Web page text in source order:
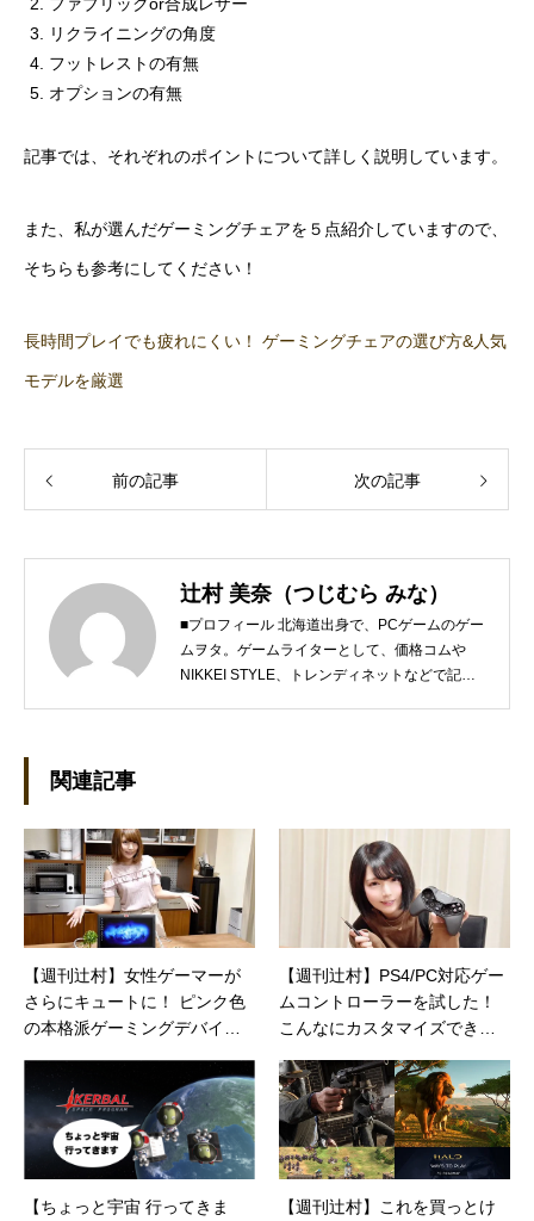
リクライニングの角度
フットレストの有無
オプションの有無
記事では、それぞれのポイントについて詳しく説明しています。
また、私が選んだゲーミングチェアを５点紹介していますので、
そちらも参考にしてください！
長時間プレイでも疲れにくい！ ゲーミングチェアの選び方&人気
モデルを厳選
前の記事 次の記事
辻村 美奈（つじむら みな）
■プロフィール 北海道出身で、PCゲームのゲー
ムヲタ。ゲームライターとして、価格コムや
NIKKEI STYLE、トレンディネットなどで記事
関連記事
【週刊辻村】女性ゲーマーが
さらにキュートに！ ピンク色
の本格派ゲーミングデバイス
【週刊辻村】PS4/PC対応ゲー
ムコントローラーを試した！
こんなにカスタマイズできる
【ちょっと宇宙 行ってきま 【週刊辻村】これを買っとけ